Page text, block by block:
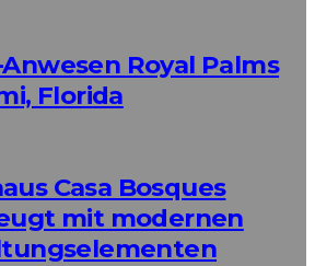
Royal Palms
Florida
Casa Bosques
mit modernen